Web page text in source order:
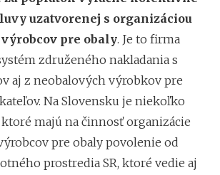
uzatvorenej s organizáciou
pre obaly. Je to firma
združeného nakladania s
aj z neobalových výrobkov pre
Na Slovensku je niekoľko
majú na činnosť organizácie
pre obaly povolenie od
prostredia SR, ktoré vedie aj